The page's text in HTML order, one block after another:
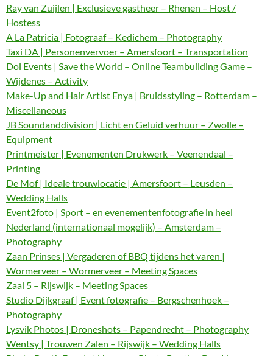
Ray van Zuijlen | Exclusieve gastheer – Rhenen – Host /
Hostess
A La Patricia | Fotograaf – Kedichem – Photography
Taxi DA | Personenvervoer – Amersfoort – Transportation
Dol Events | Save the World – Online Teambuilding Game –
Wijdenes – Activity
Make-Up and Hair Artist Enya | Bruidsstyling – Rotterdam –
Miscellaneous
JB Soundanddivision | Licht en Geluid verhuur – Zwolle –
Equipment
Printmeister | Evenementen Drukwerk – Veenendaal –
Printing
De Mof | Ideale trouwlocatie | Amersfoort – Leusden –
Wedding Halls
Event2foto | Sport – en evenementenfotografie in heel
Nederland (internationaal mogelijk) – Amsterdam –
Photography
Zaan Prinses | Vergaderen of BBQ tijdens het varen |
Wormerveer – Wormerveer – Meeting Spaces
Zaal 5 – Rijswijk – Meeting Spaces
Studio Dijkgraaf | Event fotografie – Bergschenhoek –
Photography
Lysvik Photos | Droneshots – Papendrecht – Photography
Wentsy | Trouwen Zalen – Rijswijk – Wedding Halls